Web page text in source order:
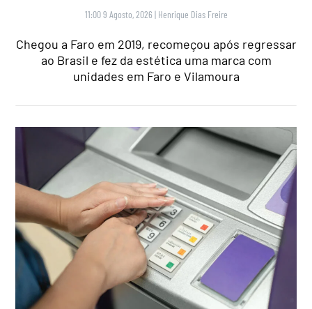
11:00 9 Agosto, 2026 | Henrique Dias Freire
Chegou a Faro em 2019, recomeçou após regressar
ao Brasil e fez da estética uma marca com
unidades em Faro e Vilamoura